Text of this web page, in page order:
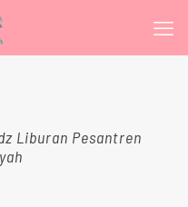
Liburan Pesantren